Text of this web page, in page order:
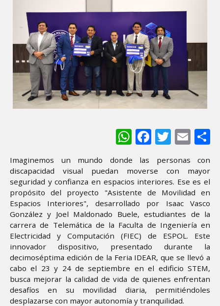
WhatsApp
Facebook
Twitter
Imaginemos un mundo donde las personas con
discapacidad visual puedan moverse con mayor
seguridad y confianza en espacios interiores. Ese es el
propósito del proyecto "Asistente de Movilidad en
Espacios Interiores", desarrollado por Isaac Vasco
González y Joel Maldonado Buele, estudiantes de la
carrera de Telemática de la Faculta de Ingeniería en
Electricidad y Computación (FIEC) de ESPOL. Este
innovador dispositivo, presentado durante la
decimoséptima edición de la Feria IDEAR, que se llevó a
cabo el 23 y 24 de septiembre en el edificio STEM,
busca mejorar la calidad de vida de quienes enfrentan
desafíos en su movilidad diaria, permitiéndoles
desplazarse con mayor autonomía y tranquilidad.